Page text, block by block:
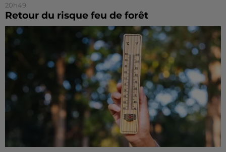
20h49
Retour du risque feu de forêt